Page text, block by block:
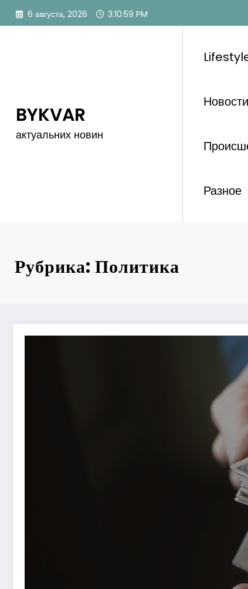
Перейти
6 августа, 2026 3:11:00 PM
BYKVAR
актуальних новин
Разное
Рубрика: Политика